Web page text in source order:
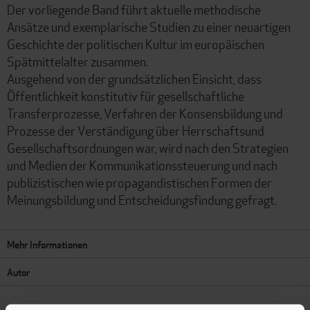
Der vorliegende Band führt aktuelle methodische
Ansätze und exemplarische Studien zu einer neuartigen
Geschichte der politischen Kultur im europäischen
Spätmittelalter zusammen.
Ausgehend von der grundsätzlichen Einsicht, dass
Öffentlichkeit konstitutiv für gesellschaftliche
Transferprozesse, Verfahren der Konsensbildung und
Prozesse der Verständigung über Herrschaftsund
Gesellschaftsordnungen war, wird nach den Strategien
und Medien der Kommunikationssteuerung und nach
publizistischen wie propagandistischen Formen der
Meinungsbildung und Entscheidungsfindung gefragt.
Mehr Informationen
Autor